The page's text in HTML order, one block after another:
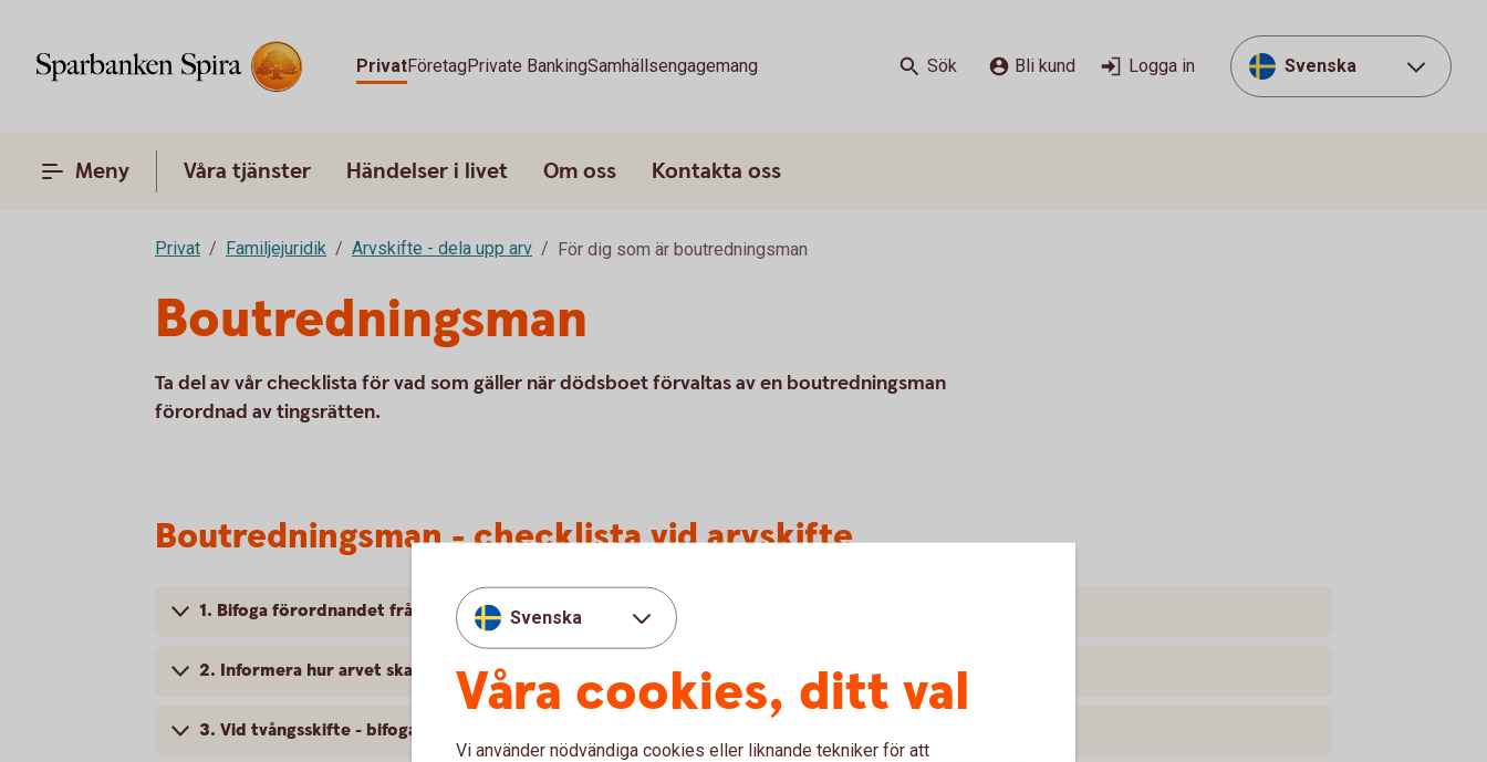
PrivatFöretagPrivate BankingSamhällsengagemang Sök Bli kund Logga in Svenska
Meny Våra tjänster Händelser i livet Om oss Kontakta oss
Privat Familjejuridik Arvskifte - dela upp arv För dig som är boutredningsman
Boutredningsman
Ta del av vår checklista för vad som gäller när dödsboet förvaltas av en boutredningsman
förordnad av tingsrätten.
Boutredningsman - checklista vid arvskifte
1. Bifoga förordnandet från tingsrätten
2. Informera hur arvet ska fördelas
3. Vid tvångsskifte - bifoga klanderfrihetsbevis
Svenska
Våra cookies, ditt val
Vi använder nödvändiga cookies eller liknande tekniker för att